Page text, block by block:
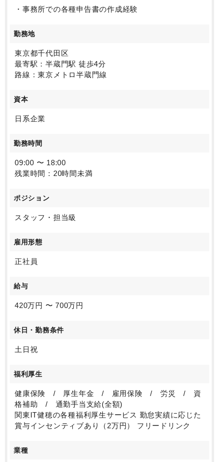
・年に2回、代表税理士のフィードバック面談を実施
し、各スタッフの目標達成のための具体的な施策など
・駅からも近く綺麗で整ったオフィスです◎
・事務所での各種申告書の作成経験
勤務地
東京都千代田区
最寄駅：半蔵門駅 徒歩4分
路線：東京メトロ半蔵門線
資本
日系企業
勤務時間
09:00 〜 18:00
残業時間：20時間未満
ポジション
スタッフ・担当級
雇用形態
正社員
給与
420万円 〜 700万円
休日・勤務条件
土日祝
福利厚生
健康保険 / 厚生年金 / 雇用保険 / 労災 / 資
格補助 / 通勤手当支給(全額)
関東IT健穂の各種福利厚生サービス 勤怠実績に応じた
賞与インセンティブあり（2万円） フリードリンク
業種